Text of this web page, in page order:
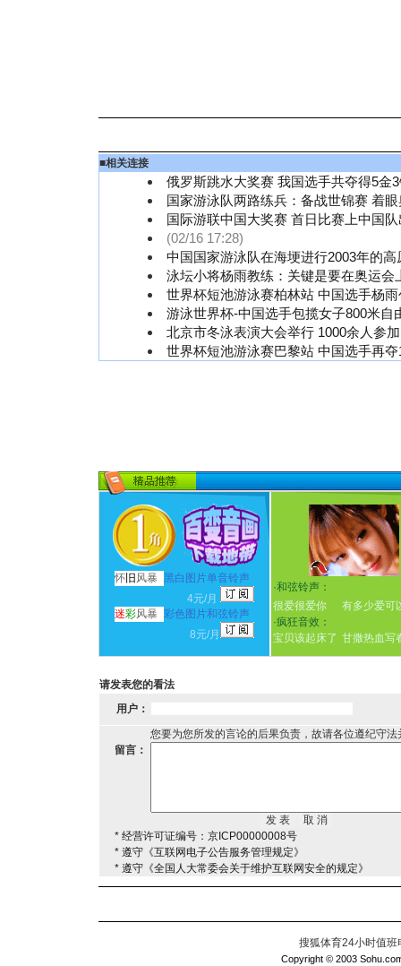
■相关连接
俄罗斯跳水大奖赛 我国选手共夺得5金
国家游泳队两路练兵：备战世锦赛 着
国际游联中国大奖赛 首日比赛上中国
(02/16 17:28)
中国国家游泳队在海埂进行2003年的高
泳坛小将杨雨教练：关键是要在奥运会
世界杯短池游泳赛柏林站 中国选手杨
游泳世界杯-中国选手包揽女子800米自
北京市冬泳表演大会举行 1000余人参
世界杯短池游泳赛巴黎站 中国选手再
怀 旧 风暴
黑白图片单音铃声
4元/月
迷彩风暴 彩色图片和弦铃声
8元/月
·和弦铃声：
很爱很爱你
有多少爱可
·疯狂音效：
宝贝该起床了 甘撒热血写
请发表您的看法
用户：
您要为您所发的言论的后果负责，故请各位遵纪守
留言：
* 经营许可证编号：京ICP00000008号
* 遵守《互联网电子公告服务管理规定》
* 遵守《全国人大常委会关于维护互联网安全的规定》
搜狐体育24小时值
Copyright © 2003